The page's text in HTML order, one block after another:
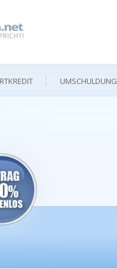
UMSCHULDUNG